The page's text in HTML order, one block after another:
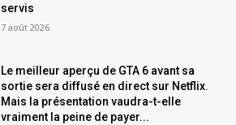
servis
7 août 2026
Le meilleur aperçu de GTA 6 avant sa
sortie sera diffusé en direct sur Netflix.
Mais la présentation vaudra-t-elle
vraiment la peine de payer...